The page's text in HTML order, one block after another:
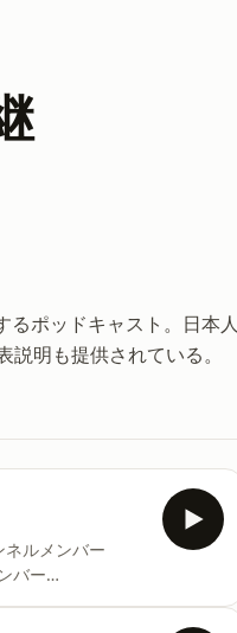
るポッドキャスト。日本
明も提供されている。
ルメンバー
バー
民族の興亡